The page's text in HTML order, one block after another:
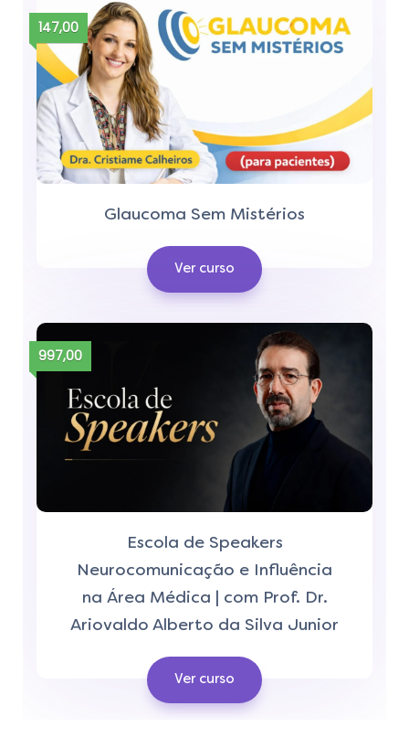
147,00
Glaucoma Sem Mistérios
Ver curso
997,00
Escola de Speakers
Neurocomunicação e Influência
na Área Médica | com Prof. Dr.
Ariovaldo Alberto da Silva Junior
Ver curso